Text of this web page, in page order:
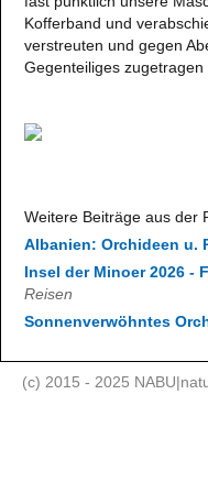
Kofferband und
verstreuten und gegen
Gegenteiliges zugetragen
Weitere Beiträge aus der
Albanien: Orchideen u.
Insel der Minoer 2026 -
Reisen
Sonnenverwöhntes
(c) 2015 - 2025